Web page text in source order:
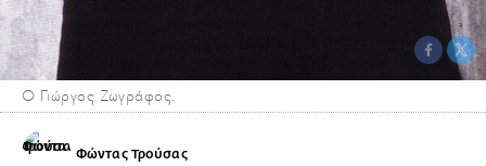
Ο Γιώργος Ζωγράφος.
Φώντας Τρούσας